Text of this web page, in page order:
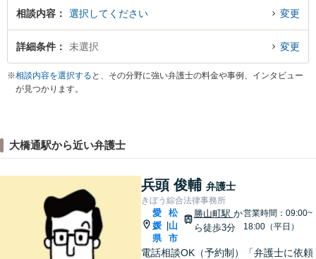
相談内容 選択してください 変更
詳細条件 未選択 変更
※相談内容を選択する と、その分野に強い弁護士の料金や事例、インタビュー
が見つかります。
大橋通駅から近い弁護士
兵頭 俊輔 弁護士
きぼう綜合法律事務所
愛
媛
県
松
山
市
勝山町駅 か
ら徒歩3分
営業時間：09:00~
18:00（平日）
電話相談OK（予約制）「弁護士に依頼